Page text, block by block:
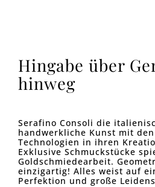
Hingabe über
hinweg
Serafino Consoli die
handwerkliche Kunst mit
Technologien in ihren
Exklusive Schmuckstücke
Goldschmiedearbeit.
einzigartig! Alles weist auf
Perfektion und große